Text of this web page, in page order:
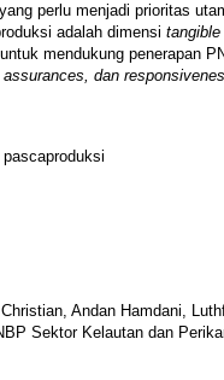
perlu menjadi prioritas
adalah dimensi tangible
mendukung penerapan
dan
Andan Hamdani,
Sektor Kelautan dan